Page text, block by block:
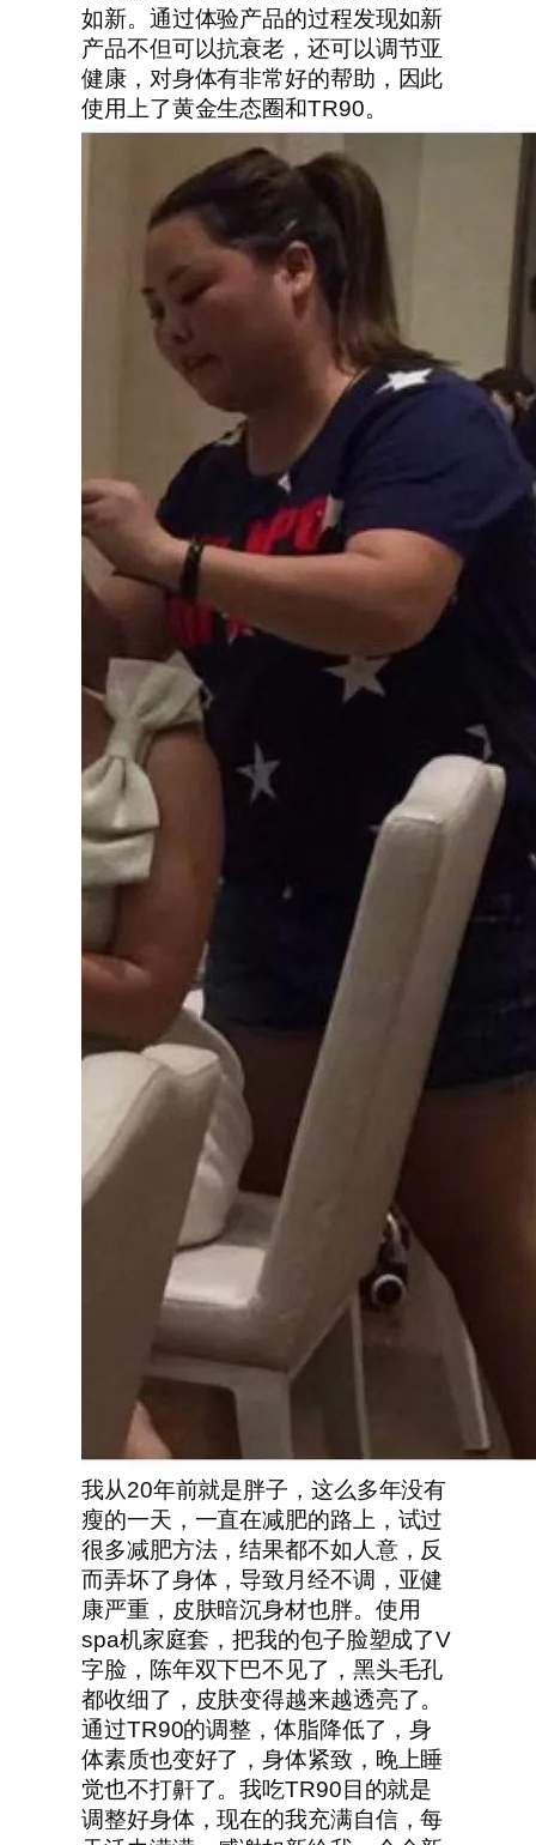
如新。通过体验产品的过程发现如新
产品不但可以抗衰老，还可以调节亚
健康，对身体有非常好的帮助，因此
使用上了黄金生态圈和TR90。
我从20年前就是胖子，这么多年没有
瘦的一天，一直在减肥的路上，试过
很多减肥方法，结果都不如人意，反
而弄坏了身体，导致月经不调，亚健
康严重，皮肤暗沉身材也胖。使用
spa机家庭套，把我的包子脸塑成了V
字脸，陈年双下巴不见了，黑头毛孔
都收细了，皮肤变得越来越透亮了。
通过TR90的调整，体脂降低了，身
体素质也变好了，身体紧致，晚上睡
觉也不打鼾了。我吃TR90目的就是
调整好身体，现在的我充满自信，每